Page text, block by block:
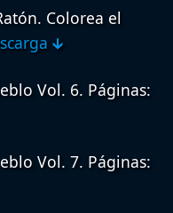
Colorea el
🡳
Vol. 6. Páginas:
Vol. 7. Páginas: